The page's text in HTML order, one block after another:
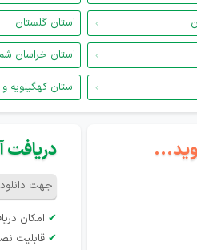
استان گلستان
استان خراسان
استان کهگیلویه
دریافت
جهت دانلود
✔ امکان
✔ قابلیت